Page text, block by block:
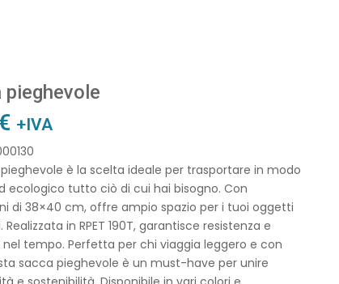
pieghevole
+IVA
è la scelta ideale per trasportare in modo
ecologico tutto ciò di cui hai bisogno. Con
di 38×40 cm, offre ampio spazio per i tuoi oggetti
Realizzata in RPET 190T, garantisce resistenza e
tempo. Perfetta per chi viaggia leggero e con
sacca pieghevole è un must-have per unire